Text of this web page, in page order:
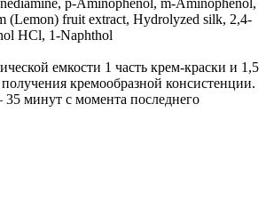
p-Aminophenol, m-Aminophenol,
(Lemon) fruit extract, Hydrolyzed silk, 2,4-
HCl, 1-Naphthol
емкости 1 часть крем-краски и 1,5
получения кремообразной консистенции.
35 минут с момента последнего